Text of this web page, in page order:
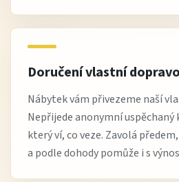
Doručení vlastní
Nábytek vám přivezeme naší
Nepřijede anonymní uspěchaný
který ví, co veze. Zavolá
a podle dohody pomůže i s